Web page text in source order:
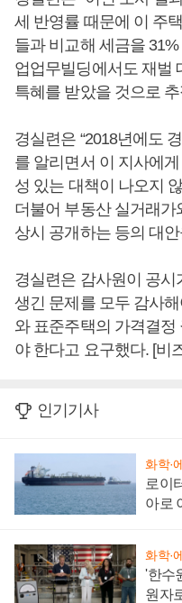
세 반영률 때문에 이 주
들과 비교해 세금을
업업무빌딩에서도 재벌
특혜를 받았을 것으로
경실련은 “2018년에도
를 알리면서 이 지사에
성 있는 대책이 나오지
더불어 부동산 실거래
상시 공개하는 등의 대
경실련은 감사원이 공시
생긴 문제를 모두 감사
와 표준주택의 가격결정
야 한다고 요구했다. [비
인기기사
화학·
로이
아로
화학·
'한수
원자